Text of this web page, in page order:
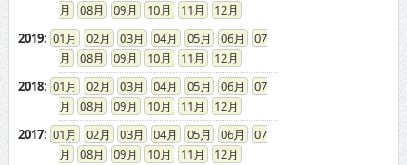
08
09 10 11
12
2019: 01 02 03 04 05 06
07
08
09 10 11
12
2018: 01 02 03 04 05 06
07
08
09 10 11
12
2017: 01 02 03 04 05 06
07
08
09 10 11
12